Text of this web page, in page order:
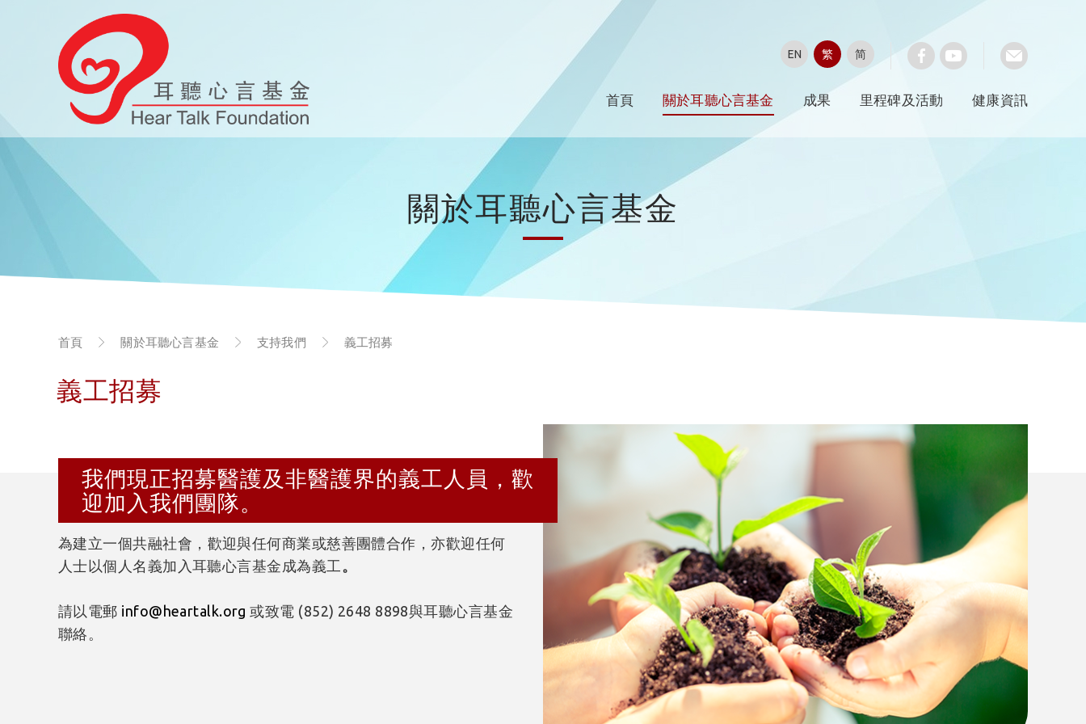
EN 繁 简
首頁 關於耳聽心言基金 成果 里程碑及活動 健康資訊
關於耳聽心言基金
首頁 關於耳聽心言基金 支持我們 義工招募
義工招募
我們現正招募醫護及非醫護界的義工人員，歡
迎加入我們團隊。
為建立一個共融社會， 歡迎與任何商業或慈善團體合作，亦歡迎任何
人士以個人名義加入耳聽心言基金成為義工 。
請以電郵 info@heartalk.org 或致電 (852) 2648 8898與耳聽心言基金
聯絡。